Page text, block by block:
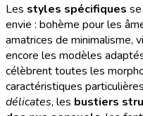
Les styles spécifiques
envie : bohème pour les
amatrices de minimalisme,
encore les modèles
célèbrent toutes les
caractéristiques
délicates, les bustiers